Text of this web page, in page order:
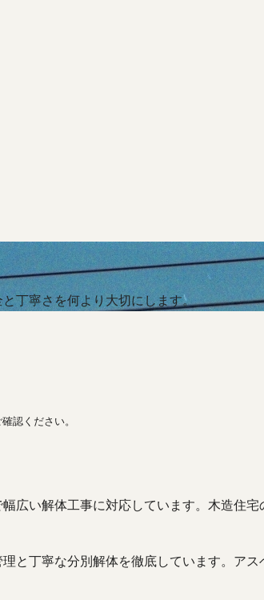
丁寧さを何より大切にします。
認ください。
広い解体工事に対応しています。木造住
と丁寧な分別解体を徹底しています。ア